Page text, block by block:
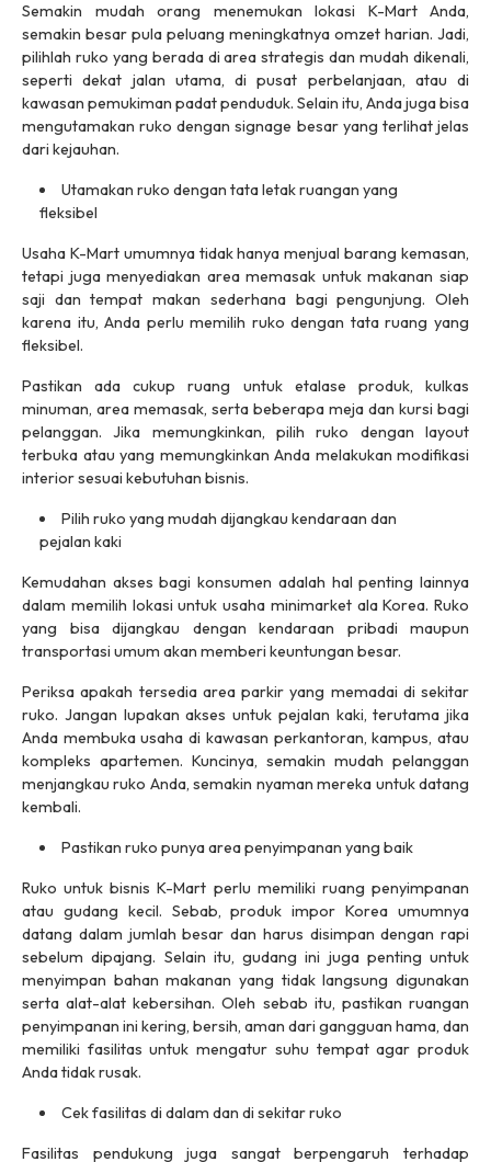
Semakin mudah orang menemukan lokasi K-Mart Anda,
semakin besar pula peluang meningkatnya omzet harian. Jadi,
pilihlah ruko yang berada di area strategis dan mudah dikenali,
seperti dekat jalan utama, di pusat perbelanjaan, atau di
kawasan pemukiman padat penduduk. Selain itu, Anda juga bisa
mengutamakan ruko dengansignage besar yang terlihat jelas
dari kejauhan.
Utamakan ruko dengan tata letak ruangan yang
fleksibel
Usaha K-Martumumnya tidak hanya menjual barang kemasan,
tetapi juga menyediakan area memasak untuk makanan siap
saji dan tempat makan sederhana bagi pengunjung. Oleh
karena itu, Anda perlu memilih ruko dengan tata ruang yang
fleksibel.
Pastikan ada cukup ruang untuk etalase produk, kulkas
minuman, area memasak, serta beberapa meja dan kursi bagi
pelanggan. Jika memungkinkan, pilih ruko dengan layout
terbuka atau yang memungkinkan Anda melakukan modifikasi
interior sesuai kebutuhan bisnis.
Pilih ruko yang mudah dijangkau kendaraan dan
pejalan kaki
Kemudahan akses bagi konsumen adalah hal penting lainnya
dalam memilih lokasi untuk usaha minimarket ala Korea. Ruko
yang bisa dijangkau dengan kendaraan pribadi maupun
transportasi umum akan memberi keuntungan besar.
Periksa apakah tersedia area parkir yang memadai di sekitar
ruko. Jangan lupakan akses untuk pejalan kaki, terutama jika
Anda membuka usaha di kawasan perkantoran, kampus, atau
kompleks apartemen. Kuncinya, semakin mudah pelanggan
menjangkau ruko Anda, semakin nyaman mereka untuk datang
kembali.
Pastikan ruko punya area penyimpanan yang baik
Ruko untuk bisnisK-Mart perlu memiliki ruang penyimpanan
atau gudang kecil. Sebab, produk impor Korea umumnya
datang dalam jumlah besar dan harus disimpan dengan rapi
sebelum dipajang. Selain itu, gudang ini juga penting untuk
menyimpan bahan makanan yang tidak langsung digunakan
serta alat-alat kebersihan. Oleh sebab itu, pastikan ruangan
penyimpanan ini kering, bersih, aman dari gangguan hama, dan
memiliki fasilitas untuk mengatur suhu tempat agar produk
Anda tidak rusak.
Cek fasilitas di dalam dan di sekitar ruko
Fasilitas pendukung juga sangat berpengaruh terhadap